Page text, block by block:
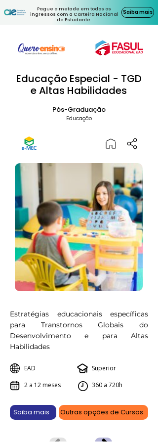
Pague a metade em todos os
ingressos com a Carteira Nacional
de Estudante.
Saiba mais
Educação Especial - TGD
e Altas Habilidades
Pós-Graduação
Educação
Estratégias educacionais específicas
para Transtornos Globais do
Desenvolvimento e para Altas
Habilidades
EAD
2 a 12 meses
Superior
360 a 720h
Saiba mais Outras opções de Cursos